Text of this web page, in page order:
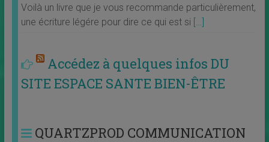
Voilà un livre que je vous recommande particulièrement,
une écriture légére pour dire ce qui est si […]
Accédez à quelques infos DU
SITE ESPACE SANTE BIEN-ÊTRE
QUARTZPROD COMMUNICATION